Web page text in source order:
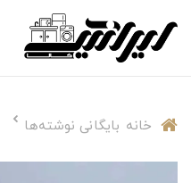
خانه بایگانی نوشته‌ها